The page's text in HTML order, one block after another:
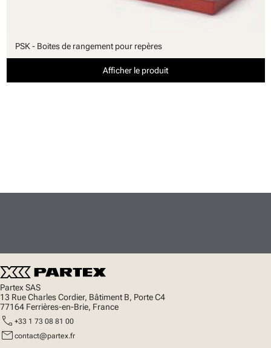
PSK - Boites de rangement pour repères
Afficher le produit
Partex SAS
13 Rue Charles Cordier, Bâtiment B, Porte C4
77164 Ferrières-en-Brie, France
call +33 1 73 08 81 00
mail contact@partex.fr